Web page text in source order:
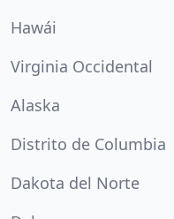
Hawái
Virginia Occidental
Alaska
Distrito de Columbia
Dakota del Norte